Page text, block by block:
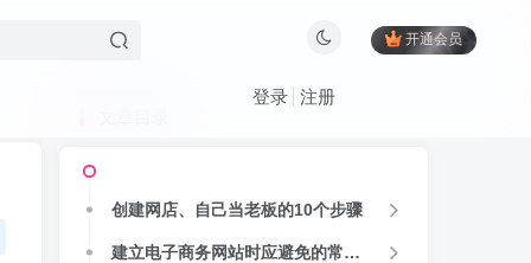
开通会员
登录 注册
创建网店、自己当老板的10个步骤
建立电子商务网站时应避免的常见错误